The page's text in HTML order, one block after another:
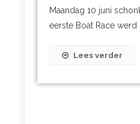
Maandag 10 juni
eerste Boat Race
Lees verder